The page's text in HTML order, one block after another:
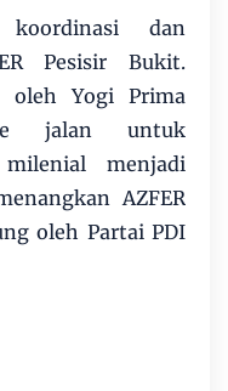
dan
Pesisir Bukit.
oleh Yogi Prima
jalan untuk
milenial menjadi
AZFER
oleh Partai PDI